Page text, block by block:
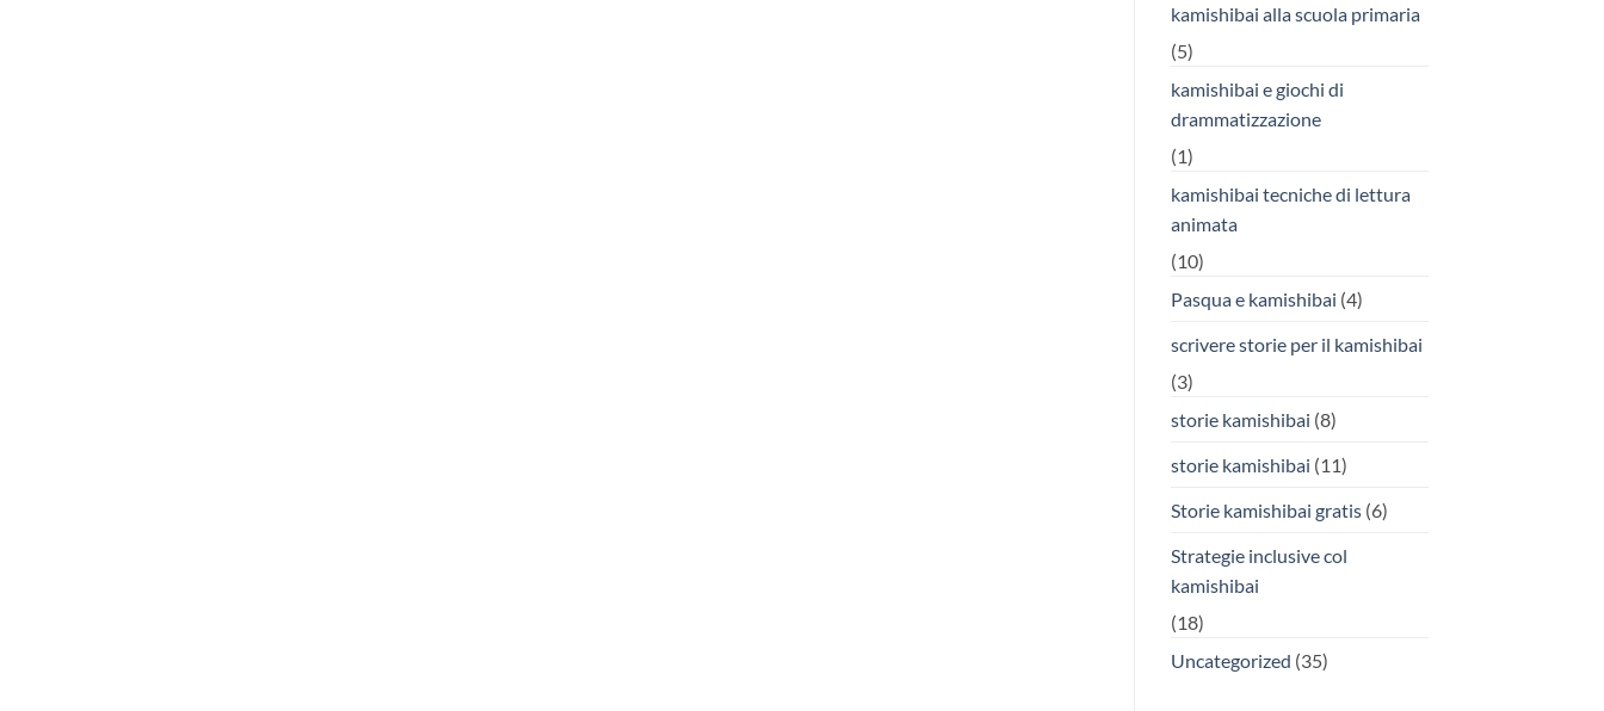
kamishibai alla scuola primaria
(5)
kamishibai e giochi di
drammatizzazione
(1)
kamishibai tecniche di lettura
animata
(10)
Pasqua e kamishibai (4)
scrivere storie per il kamishibai
(3)
storie kamishibai (8)
storie kamishibai (11)
Storie kamishibai gratis(6)
Strategie inclusive col
kamishibai
(18)
Uncategorized (35)